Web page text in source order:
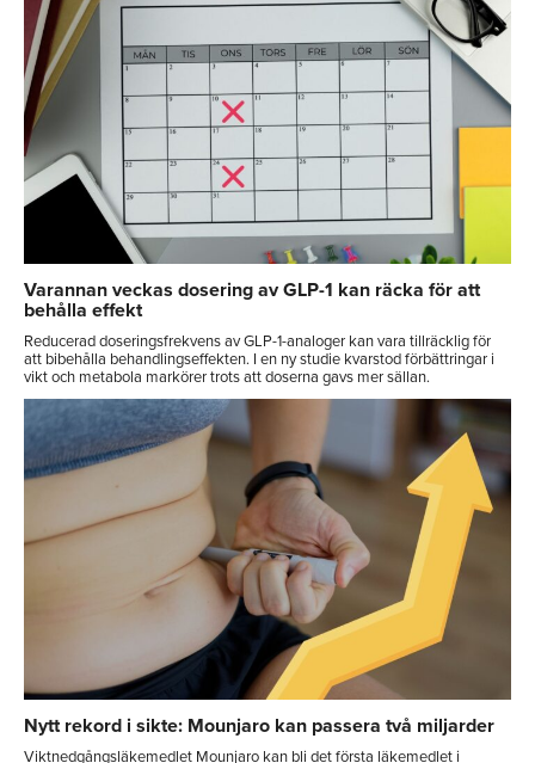
Varannan veckas dosering av GLP-1 kan räcka för att
behålla effekt
Reducerad doseringsfrekvens av GLP-1-analoger kan vara tillräcklig för
att bibehålla behandlingseffekten. I en ny studie kvarstod förbättringar i
vikt och metabola markörer trots att doserna gavs mer sällan.
Nytt rekord i sikte: Mounjaro kan passera två miljarder
Viktnedgångsläkemedlet Mounjaro kan bli det första läkemedlet i